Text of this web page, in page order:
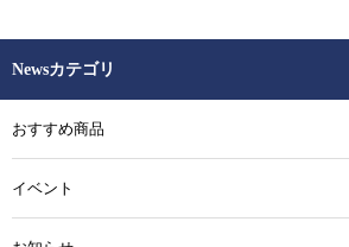
Newsカテゴリ
おすすめ商品
イベント